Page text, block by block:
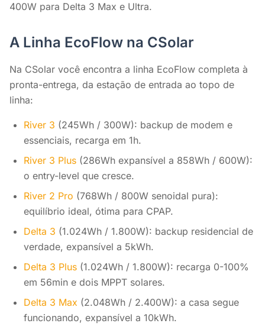
400W para Delta 3 Max e Ultra.
A Linha EcoFlow na CSolar
Na CSolar você encontra a linha EcoFlow completa à
pronta-entrega, da estação de entrada ao topo de
linha:
River 3 (245Wh / 300W): backup de modem e
essenciais, recarga em 1h.
River 3 Plus (286Wh expansível a 858Wh / 600W):
o entry-level que cresce.
River 2 Pro (768Wh / 800W senoidal pura):
equilíbrio ideal, ótima para CPAP.
Delta 3 (1.024Wh / 1.800W): backup residencial de
verdade, expansível a 5kWh.
Delta 3 Plus (1.024Wh / 1.800W): recarga 0-100%
em 56min e dois MPPT solares.
Delta 3 Max (2.048Wh / 2.400W): a casa segue
funcionando, expansível a 10kWh.